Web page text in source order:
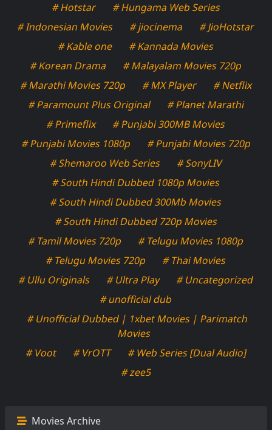
# Hotstar
# Hungama Web Series
# Indonesian Movies
# jiocinema
# JioHotstar
# Kable one
# Kannada Movies
# Korean Drama
# Malayalam Movies 720p
# Marathi Movies 720p
# MX Player
# Netflix
# Paramount Plus Original
# Planet Marathi
# Primeflix
# Punjabi 300MB Movies
# Punjabi Movies 1080p
# Punjabi Movies 720p
# Shemaroo Web Series
# SonyLIV
# South Hindi Dubbed 1080p Movies
# South Hindi Dubbed 300Mb Movies
# South Hindi Dubbed 720p Movies
# Tamil Movies 720p
# Telugu Movies 1080p
# Telugu Movies 720p
# Thai Movies
# Ullu Originals
# Ultra Play
# Uncategorized
# unofficial dub
# Unofficial Dubbed | 1xbet Movies | Parimatch
Movies
# Voot
# VrOTT
# Web Series [Dual Audio]
# zee5
Movies Archive